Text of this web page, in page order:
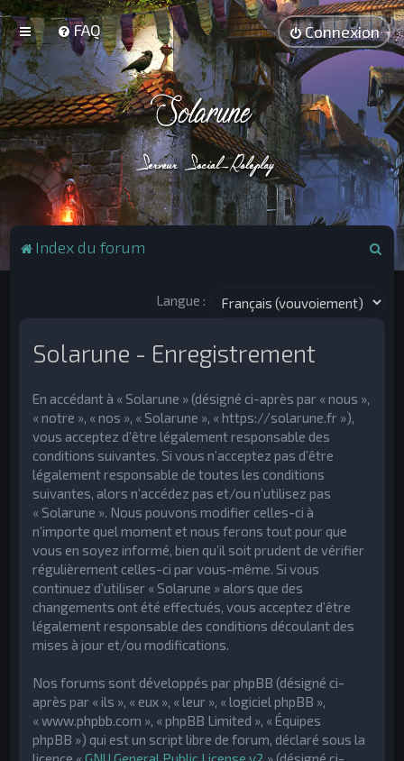
FAQ Connexion
Index du forum
Langue :
Solarune - Enregistrement
En accédant à « Solarune » (désigné ci-après par « nous »,
« notre », « nos », « Solarune », « https://solarune.fr »),
vous acceptez d’être légalement responsable des
conditions suivantes. Si vous n’acceptez pas d’être
légalement responsable de toutes les conditions
suivantes, alors n’accédez pas et/ou n’utilisez pas
« Solarune ». Nous pouvons modifier celles-ci à
n’importe quel moment et nous ferons tout pour que
vous en soyez informé, bien qu’il soit prudent de vérifier
régulièrement celles-ci par vous-même. Si vous
continuez d’utiliser « Solarune » alors que des
changements ont été effectués, vous acceptez d’être
légalement responsable des conditions découlant des
mises à jour et/ou modifications.
Nos forums sont développés par phpBB (désigné ci-
après par « ils », « eux », « leur », « logiciel phpBB »,
« www.phpbb.com », « phpBB Limited », « Équipes
phpBB ») qui est un script libre de forum, déclaré sous la